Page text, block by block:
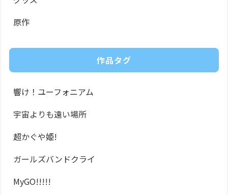
原作
作品タグ
響け！ユーフォニアム
宇宙よりも遠い場所
超かぐや姫!
ガールズバンドクライ
MyGO!!!!!